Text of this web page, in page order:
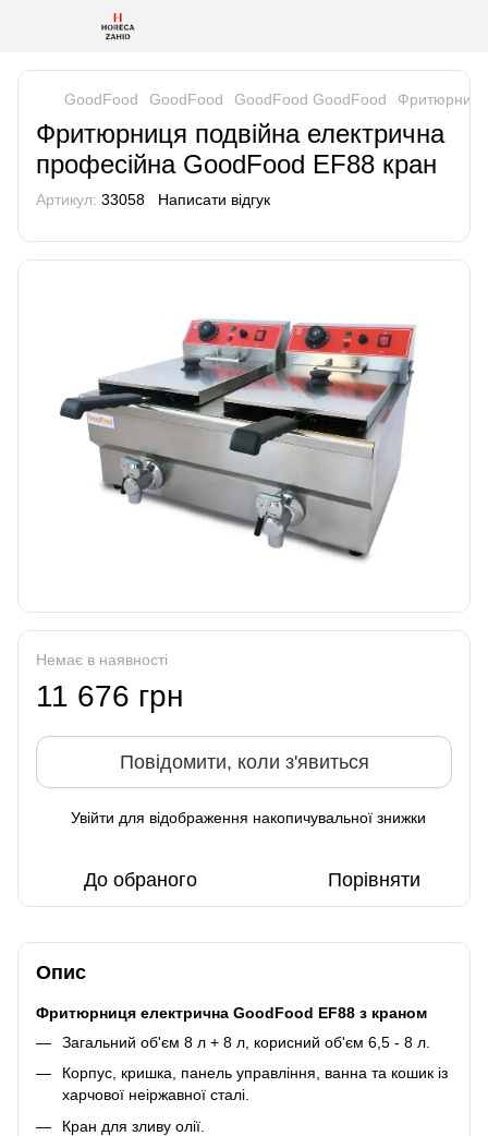
GoodFood GoodFood GoodFood GoodFood
Фритюрниця подвійна електрична
професійна GoodFood EF88 кран
Артикул: 33058 Написати відгук
Немає в наявності
11 676 грн
Повідомити, коли з'явиться
Увійти для відображення накопичувальної знижки
До обраного Порівняти
Опис
Фритюрниця електрична GoodFood EF88 з краном
Загальний об'єм 8 л + 8 л, корисний об'єм 6,5 - 8 л.
Корпус, кришка, панель управління, ванна та кошик із
харчової неіржавної сталі.
Кран для зливу олії.